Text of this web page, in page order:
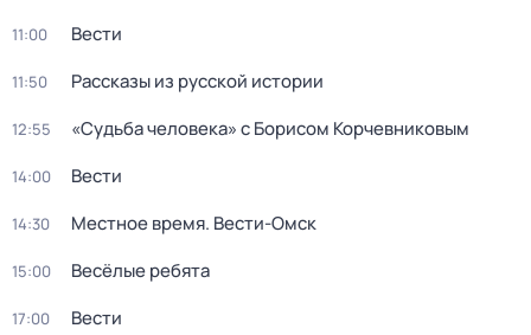
11:00 Вести
11:50 Рассказы из русской истории
12:55 «Судьба человека» с Борисом Корчевниковым
14:00 Вести
14:30 Местное время. Вести-Омск
15:00 Весёлые ребята
17:00 Вести